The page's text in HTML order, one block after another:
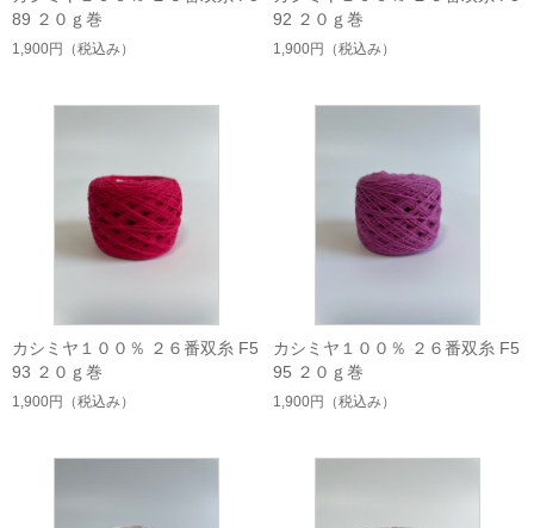
89 ２０ｇ巻
1,900円 （税込み）
92 ２０ｇ巻
1,900円 （税込み）
カシミヤ１００％ ２６番双糸 F5
93 ２０ｇ巻
1,900円 （税込み）
カシミヤ１００％ ２６番双糸 F5
95 ２０ｇ巻
1,900円 （税込み）